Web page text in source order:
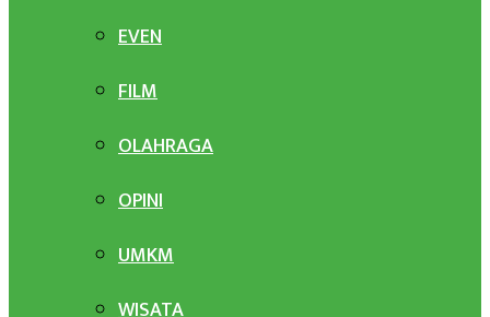
EVEN
FILM
OLAHRAGA
OPINI
UMKM
WISATA